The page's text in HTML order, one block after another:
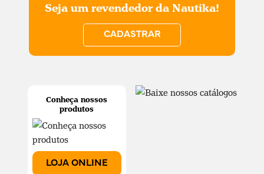
Conheça nossos
produtos
LOJA ONLINE
Seja um revendedor da Nautika!
CADASTRAR